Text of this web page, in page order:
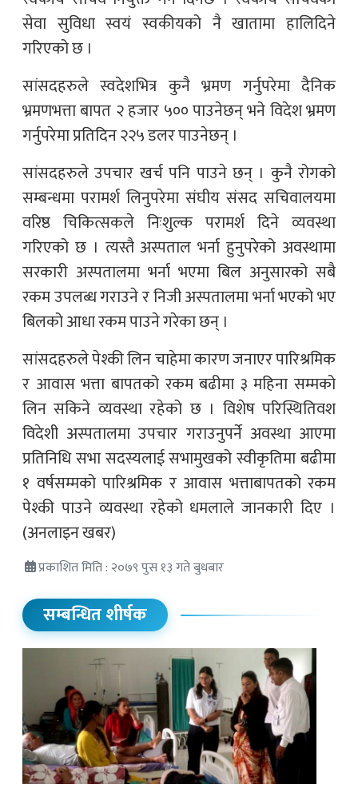
सेवा सुविधा स्वयं स्वकीयको नै खातामा हालिदिने
गरिएको छ ।
सांसदहरुले स्वदेशभित्र कुनै भ्रमण गर्नुपरेमा दैनिक
भ्रमणभत्ता बापत २ हजार ५०० पाउनेछन् भने विदेश भ्रमण
गर्नुपरेमा प्रतिदिन २२५ डलर पाउनेछन् ।
सांसदहरुले उपचार खर्च पनि पाउने छन् । कुनै रोगको
सम्बन्धमा परामर्श लिनुपरेमा संघीय संसद सचिवालयमा
वरिष्ठ चिकित्सकले निःशुल्क परामर्श दिने व्यवस्था
गरिएको छ । त्यस्तै अस्पताल भर्ना हुनुपरेको अवस्थामा
सरकारी अस्पतालमा भर्ना भएमा बिल अनुसारको सबै
रकम उपलब्ध गराउने र निजी अस्पतालमा भर्ना भएको भए
बिलको आधा रकम पाउने गरेका छन् ।
सांसदहरुले पेश्की लिन चाहेमा कारण जनाएर पारिश्रमिक
र आवास भत्ता बापतको रकम बढीमा ३ महिना सम्मको
लिन सकिने व्यवस्था रहेको छ । विशेष परिस्थितिवश
विदेशी अस्पतालमा उपचार गराउनुपर्ने अवस्था आएमा
प्रतिनिधि सभा सदस्यलाई सभामुखको स्वीकृतिमा बढीमा
१ वर्षसम्मको पारिश्रमिक र आवास भत्ताबापतको रकम
पेश्की पाउने व्यवस्था रहेको धमलाले जानकारी दिए ।
(अनलाइन खबर)
प्रकाशित मिति : २०७९ पुस १३ गते बुधबार
सम्बन्धित शीर्षक